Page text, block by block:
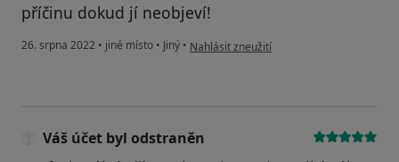
příčinu dokud jí neobjeví!
26. srpna 2022 • jiné místo • Jiný • podle názoru uživatele Petra Knotová
Nahlásit zneužití
Váš účet byl odstraněn